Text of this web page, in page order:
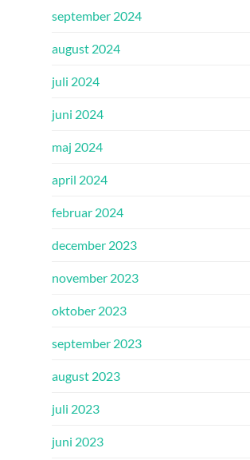
september 2024
august 2024
juli 2024
juni 2024
maj 2024
april 2024
februar 2024
december 2023
november 2023
oktober 2023
september 2023
august 2023
juli 2023
juni 2023